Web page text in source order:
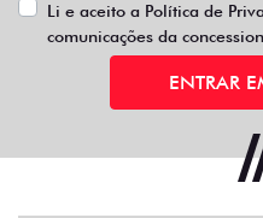
Li e aceito a Política de
comunicações da
ENTRAR